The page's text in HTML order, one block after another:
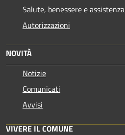
Salute, benessere e assistenza
Autorizzazioni
NOVITÀ
Notizie
Comunicati
Avvisi
VIVERE IL COMUNE